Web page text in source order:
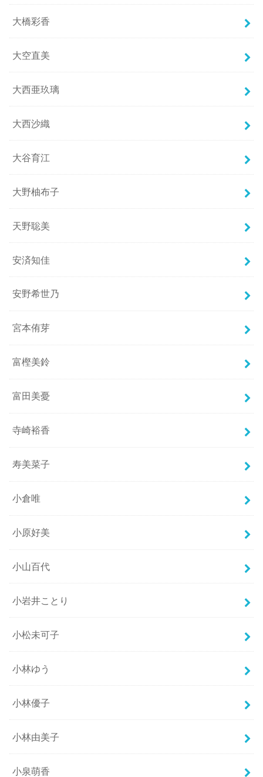
大橋彩香
大空直美
大西亜玖璃
大西沙織
大谷育江
大野柚布子
天野聡美
安済知佳
安野希世乃
宮本侑芽
富樫美鈴
富田美憂
寺崎裕香
寿美菜子
小倉唯
小原好美
小山百代
小岩井ことり
小松未可子
小林ゆう
小林優子
小林由美子
小泉萌香